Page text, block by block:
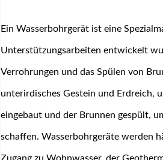
Ein Wasserbohrgerät ist eine
Unterstützungsarbeiten entwickelt
Verrohrungen und das Spülen von
unterirdisches Gestein und Erdreich,
eingebaut und der Brunnen gespült,
schaffen. Wasserbohrgeräte werden